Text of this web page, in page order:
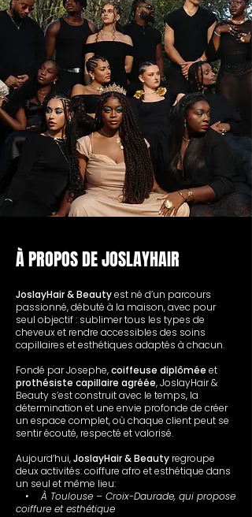
À PROPOS DE JOSLAYHAIR
JoslayHair & Beautyest né d’un parcours
passionné, débuté à la maison, avec pour
seul objectif : sublimer tous les types de
cheveux et rendre accessibles des soins
capillaires et esthétiques adaptés à chacun.
Fondé par Josephe,coiffeuse diplômée et
prothésiste capillaire agréée, JoslayHair &
Beauty s’est construit avec le temps, la
détermination et une envie profonde de créer
un espace complet, où chaque client peut se
sentir écouté, respecté et valorisé.
Aujourd’hui,JoslayHair & Beauty regroupe
deux activités: coiffure afro et esthétique dans
un seul et même lieu:
• À Toulouse – Croix-Daurade, qui propose
coiffure et esthétique